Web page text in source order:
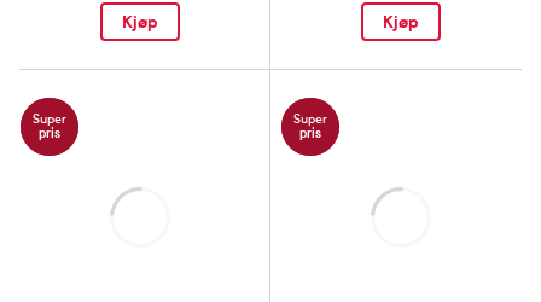
Kjøp Kjøp
Super
pris
Super
pris